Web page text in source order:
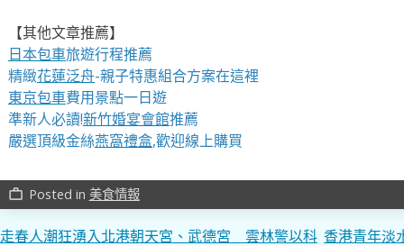
【其他文章推薦】
日本包車旅遊行程推薦
精緻花蓮泛舟-親子特惠組合方案在這裡
東京包車費用景點一日遊
準新人必讀!新竹婚宴會館推薦
嚴選頂級金絲燕窩禮盒,歡迎線上購買
work_outline Posted in 美食情報
文
走春人潮狂湧入北港朝天宮、武德宮 雲林警以科 香港青年